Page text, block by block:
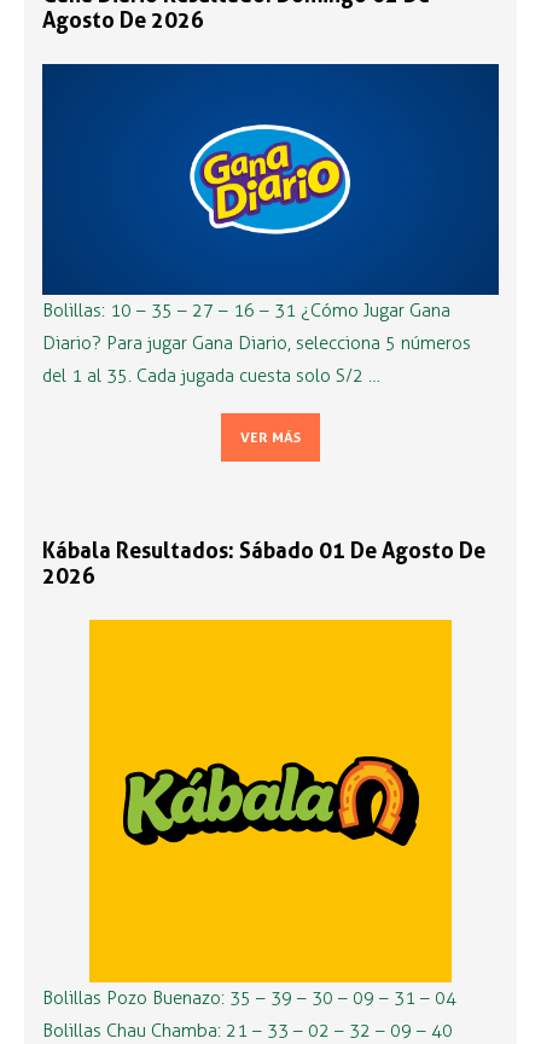
Agosto De 2026
Bolillas: 10 – 35 – 27 – 16 – 31 ¿Cómo Jugar Gana
Diario? Para jugar Gana Diario, selecciona 5 números
del 1 al 35. Cada jugada cuesta solo S/2 …
VER MÁS
Kábala Resultados: Sábado 01 De Agosto De
2026
Bolillas Pozo Buenazo: 35 – 39 – 30 – 09 – 31 – 04
Bolillas Chau Chamba: 21 – 33 – 02 – 32 – 09 – 40